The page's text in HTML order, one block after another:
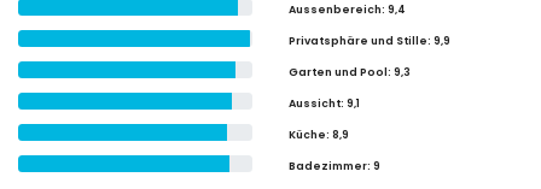
Aussenbereich: 9,4
Privatsphäre und Stille: 9,9
Garten und Pool: 9,3
Aussicht: 9,1
Küche: 8,9
Badezimmer: 9